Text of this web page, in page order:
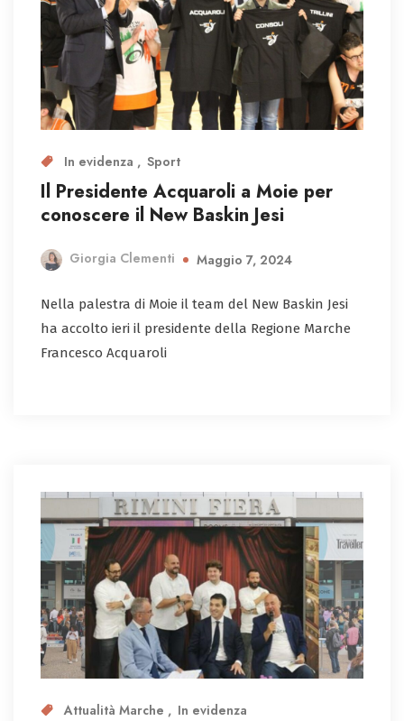
In evidenza Sport
Il Presidente Acquaroli a Moie per
conoscere il New Baskin Jesi
Giorgia Clementi Maggio 7, 2024
Nella palestra di Moie il team del New Baskin Jesi
ha accolto ieri il presidente della Regione Marche
Francesco Acquaroli
Attualità Marche In evidenza